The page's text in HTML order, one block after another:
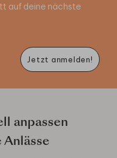
auf deine nächste
Jetzt anmelden!
anpassen
Anlässe